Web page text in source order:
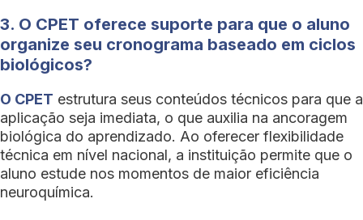
3. O CPET oferece suporte para que o aluno
organize seu cronograma baseado em ciclos
biológicos?
O CPET estrutura seus conteúdos técnicos para que a
aplicação seja imediata, o que auxilia na ancoragem
biológica do aprendizado. Ao oferecer flexibilidade
técnica em nível nacional, a instituição permite que o
aluno estude nos momentos de maior eficiência
neuroquímica.